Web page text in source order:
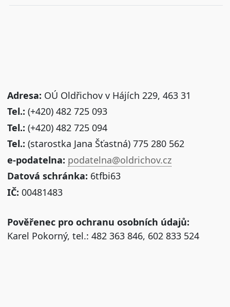
Adresa: OÚ Oldřichov v Hájích 229, 463 31
Tel.: (+420) 482 725 093
Tel.: (+420) 482 725 094
Tel.: (starostka Jana Šťastná) 775 280 562
e-podatelna: podatelna@oldrichov.cz
Datová schránka: 6tfbi63
IČ: 00481483
Pověřenec pro ochranu osobních údajů:
Karel Pokorný, tel.: 482 363 846, 602 833 524